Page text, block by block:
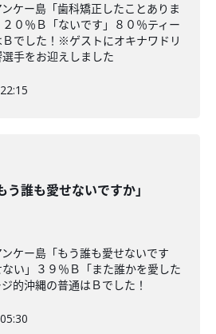
ケー島「歯科矯正したことありま
０％Ｂ「ないです」８０％ティー
でした！※ゲストにオキナワドリ
手をお迎えしました
う誰も愛せないですか」
ケー島「もう誰も愛せないです
い」３９％Ｂ「また誰かを愛した
的沖縄の普通はＢでした！